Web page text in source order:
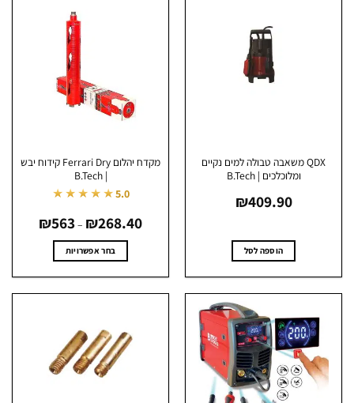
QDX משאבה טבולה למים נקיים
ומלוכלכים | B.Tech
₪409.90
הוספה לסל
מקדח יהלום Ferrari Dry קידוח יבש
★★★★★
₪268.40
–
₪563 מחירים:
עד
בחר אפשרויות
סוגים.
ניתן
לבחור